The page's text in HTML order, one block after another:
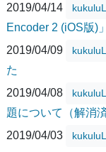
2019/04/14
Encoder 2 (iOS版)
2019/04/09
た
2019/04/08
題について（解消済
2019/04/03